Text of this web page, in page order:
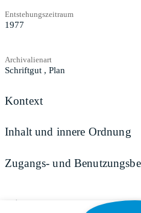
Entstehungszeitraum
1977
Archivalienart
Schriftgut , Plan
Kontext
Inhalt und innere Ordnung
Zugangs- und
Teilen